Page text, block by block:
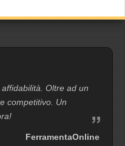
Oltre ad un
competitivo. Un
FerramentaOnline